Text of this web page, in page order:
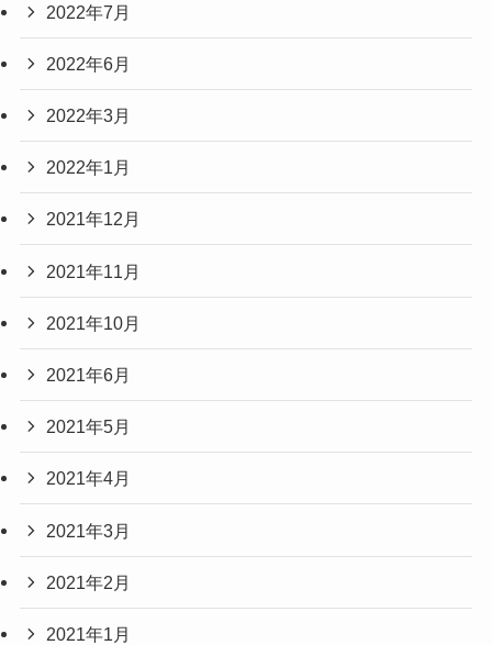
2022年7月
2022年6月
2022年3月
2022年1月
2021年12月
2021年11月
2021年10月
2021年6月
2021年5月
2021年4月
2021年3月
2021年2月
2021年1月